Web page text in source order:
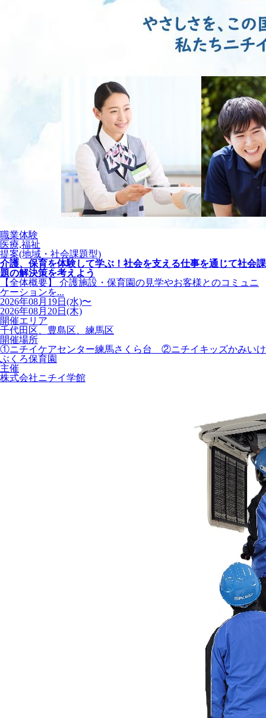
職業体験
医療,福祉
提案(地域・社会課題型)
介護、保育を体験して学ぶ！社会を支える仕事を通じて社会課
題の解決策を考えよう
【全体概要】 介護施設・保育園の見学やお客様とのコミュニ
ケーションを...
2026年08月19日(水)〜
2026年08月20日(木)
開催エリア
千代田区、豊島区、練馬区
開催場所
①ニチイケアセンター練馬さくら台 ②ニチイキッズかみいけ
ぶくろ保育園
主催
株式会社ニチイ学館